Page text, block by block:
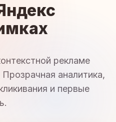
рекламе
аналитика,
и первые